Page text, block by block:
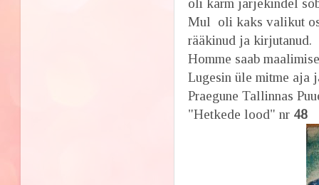
oli karm järjekindel
Mul oli kaks valikut
rääkinud ja kirjutanud.
Homme saab
Lugesin üle mitme
Praegune Tallinnas
"Hetkede lood" nr 48